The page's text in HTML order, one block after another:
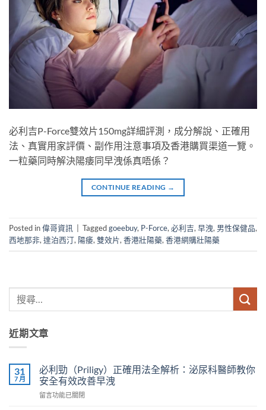
必利吉P-Force雙效片150mg詳細評測，成分解說、正確用
法、真實用家評價、副作用注意事項及香港購買渠道一覽。
一粒藥同時解決陽痿同早洩係真唔係？
CONTINUE READING →
Posted in偉哥資訊 Taggedgoeebuy, P-Force, 必利吉, 早洩, 男性保健品,
西地那非, 達泊西汀, 陽痿, 雙效片, 香港壯陽藥, 香港網購壯陽藥
近期文章
31
7 月
必利勁（Priligy）正確用法全解析：泌尿科醫師教你
安全有效改善早洩
在
留言功能已關閉